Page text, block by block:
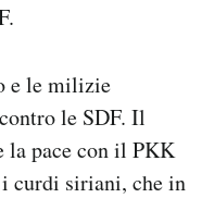
e le milizie
le SDF. Il
la pace con il PKK
i curdi siriani, che in